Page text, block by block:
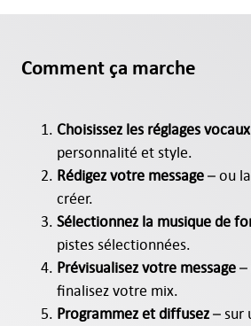
Comment ça marche
Choisissez les réglages vocaux
personnalité et style.
Rédigez votre message– ou
créer.
Sélectionnez la musique de
pistes sélectionnées.
Prévisualisez votre message–
finalisez votre mix.
Programmez et diffusez– sur